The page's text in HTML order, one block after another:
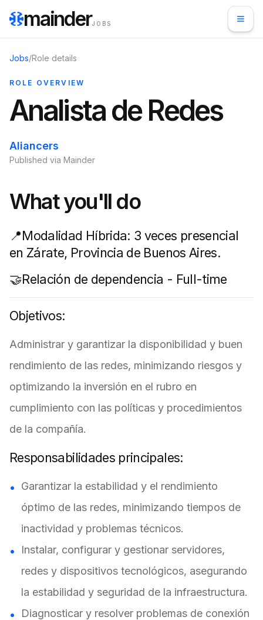
mainderJOBS
Jobs/Role details
ROLE OVERVIEW
Analista de Redes
Aliancers
Published via Mainder
What you'll do
📍Modalidad Híbrida: 3 veces presencial
en Zárate, Provincia de Buenos Aires.
🤝Relación de dependencia - Full-time
Objetivos:
Administrar y garantizar la disponibilidad y buen
rendimiento de las redes, minimizando riesgos y
optimizando la inversión en el rubro en
cumplimiento con las políticas y procedimientos
de la compañía.
Responsabilidades principales:
Garantizar la estabilidad y el rendimiento
óptimo de las redes, minimizando tiempos de
inactividad y problemas técnicos.
Instalar, configurar y gestionar servidores,
redes y dispositivos tecnológicos, asegurando
la estabilidad y seguridad de la infraestructura.
Diagnosticar y resolver problemas de conexión